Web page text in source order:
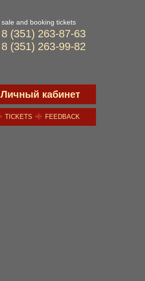
sale and booking tickets
8 (351) 263-87-63
8 (351) 263-99-82
Личный кабинет
TICKETS FEEDBACK